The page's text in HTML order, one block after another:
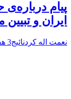
پیام
ایران و
نعمت اله کردنائیج3 هفته ago